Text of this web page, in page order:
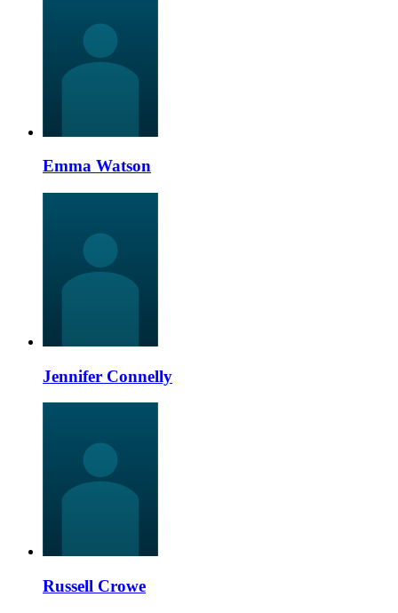
Emma Watson
Jennifer Connelly
Russell Crowe